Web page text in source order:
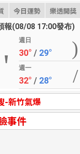
今日運勢 樂透開獎
報(08/08 17:00發布)
週日
30° / 29°
週一
32° / 28°
-新竹氣爆
事件